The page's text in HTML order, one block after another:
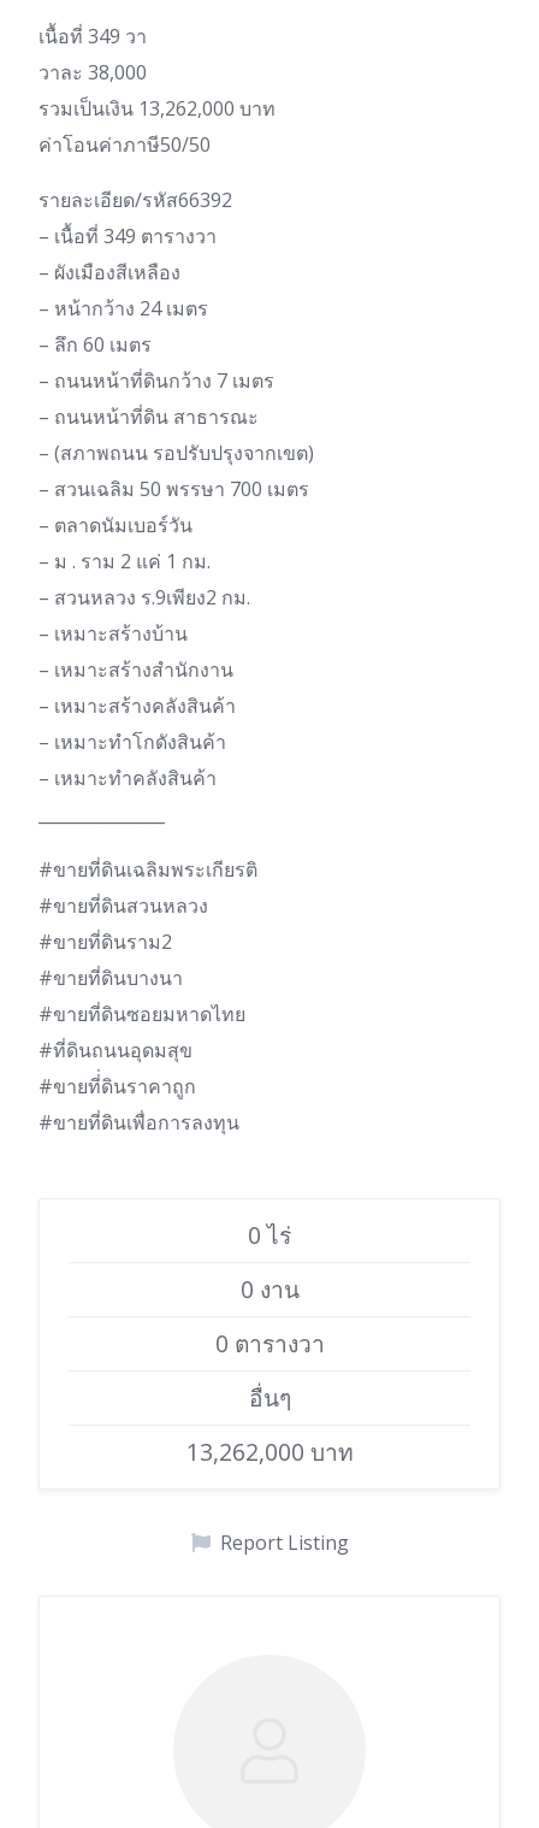
เนื้อที่ 349 วา
วาละ 38,000
รวมเป็นเงิน 13,262,000 บาท
ค่าโอนค่าภาษี50/50
รายละเอียด/รหัส66392
– เนื้อที่ 349 ตารางวา
– ผังเมืองสีเหลือง
– หน้ากว้าง 24 เมตร
– ลึก 60 เมตร
– ถนนหน้าที่ดินกว้าง 7 เมตร
– ถนนหน้าที่ดิน สาธารณะ
– (สภาพถนน รอปรับปรุงจากเขต)
– สวนเฉลิม 50 พรรษา 700 เมตร
– ตลาดนัมเบอร์วัน
– ม . ราม 2 แค่ 1 กม.
– สวนหลวง ร.9เพียง2 กม.
– เหมาะสร้างบ้าน
– เหมาะสร้างสำนักงาน
– เหมาะสร้างคลังสินค้า
– เหมาะทำโกดังสินค้า
– เหมาะทำคลังสินค้า
#ขายที่ดินเฉลิมพระเกียรติ
#ขายที่ดินสวนหลวง
#ขายที่ดินราม2
#ขายที่ดินบางนา
#ขายที่ดินซอยมหาดไทย
#ที่ดินถนนอุดมสุข
#ขายที่่ดินราคาถูก
#ขายที่ดินเพื่อการลงทุน
0 ไร่
0 งาน
0 ตารางวา
อื่นๆ
13,262,000 บาท
Report Listing